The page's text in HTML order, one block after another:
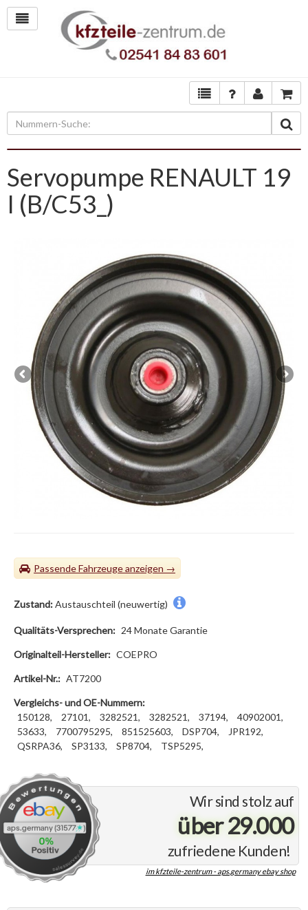
Servopumpe RENAULT 19
I (B/C53_)
Passende Fahrzeuge
Wir sind stolz auf
über 29.000
zufriedene Kunden!
im kfzteile-zentrum - aps.germany ebay shop
Zustand:Austauschteil (neuwertig)
Qualitäts-Versprechen: 24 Monate Garantie
Originalteil-Hersteller: COEPRO
Artikel-Nr.: AT7200
Vergleichs- und OE-Nummern:
150128,
27101, 3282521, 3282521, 37194,
40902001,
53633,
7700795295, 851525603, DSP704,
JPR192,
QSRPA36,
SP3133, SP8704, TSP5295,